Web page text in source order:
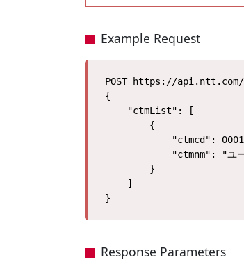
Example Request
POST https://
{
    "ctmList": [
        {
"ctmcd":
"ctmnm": "ユ
        }
    ]
Response Parameters